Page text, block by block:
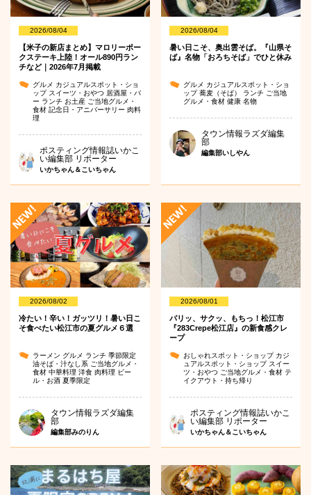
2026/08/04
【米子の新店まとめ】マロリーポー
クステーキ上陸！オール890円ラン
チなど｜2026年7月掲載
グルメ カジュアルスポット・ショ
ップ スイーツ・おやつ 居酒屋・バ
ー ランチ お土産 ご当地グルメ・
食材 記念日・アニバーサリー 肉料
理
ポスティング情報誌いかこ
い編集部 リポーター
いかちゃん＆こいちゃん
2026/08/04
暑い日こそ、奥出雲そば。『山県そ
ば』名物「おろちそば」でひと休み
グルメ カジュアルスポット・ショ
ップ蕎麦（そば） ランチ ご当地
グルメ・食材健康名物
タウン情報ラズダ編集
部
編集部いしやん
2026/08/02
冷たい！辛い！ガッツリ！暑い日こ
そ食べたい松江市の夏グルメ６選
ラーメン グルメ ランチ 季節限定
油そば・汁なし系 ご当地グルメ・
食材 中華料理 洋食 肉料理 ビー
ル・お酒 夏季限定
タウン情報ラズダ編集
部
編集部みのりん
2026/08/01
パリッ、サクッ、もちっ！松江市
『283Crepe松江店』の新食感クレ
ープ
おしゃれスポット・ショップ カジ
ュアルスポット・ショップ スイー
ツ・おやつ ご当地グルメ・食材テ
イクアウト・持ち帰り
ポスティング情報誌いかこ
い編集部 リポーター
いかちゃん＆こいちゃん